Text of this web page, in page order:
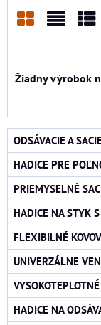
ODSÁVACIE A
HADICE PRE
PRIEMYSELNÉ
HADICE NA STYK
FLEXIBILNÉ
UNIVERZÁLNE
HADICE NA